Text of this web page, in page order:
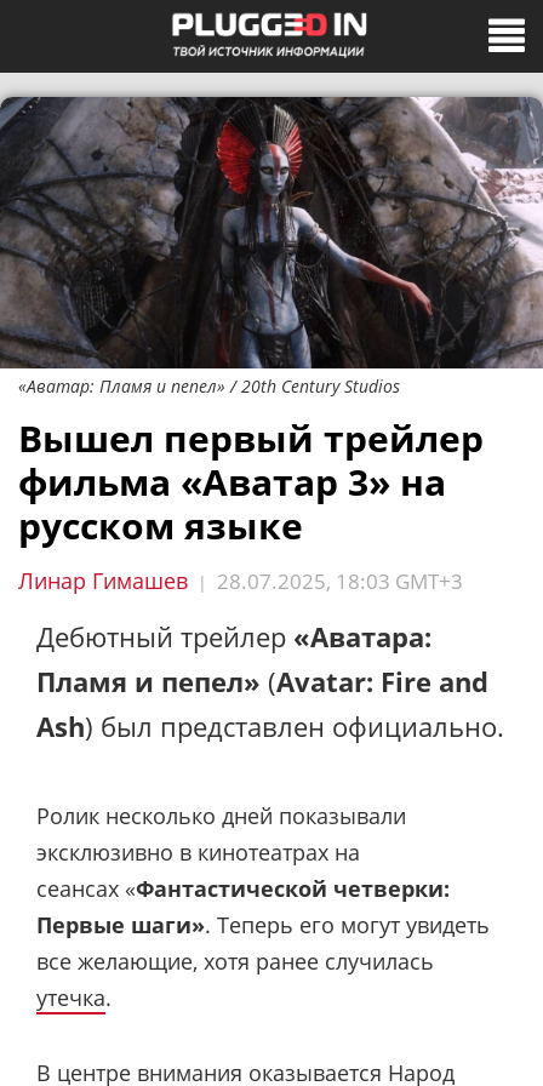
«Аватар: Пламя и пепел» / 20th Century Studios
Вышел первый трейлер
фильма «Аватар 3» на
русском языке
Линар Гимашев | 28.07.2025, 18:03 GMT+3
Дебютный трейлер «Аватара:
Пламя и пепел» (Avatar: Fire and
Ash) был представлен официально.
Ролик несколько дней показывали
эксклюзивно в кинотеатрах на
сеансах «Фантастической четверки:
Первые шаги». Теперь его могут увидеть
все желающие, хотя ранее случилась
утечка.
В центре внимания оказывается Народ